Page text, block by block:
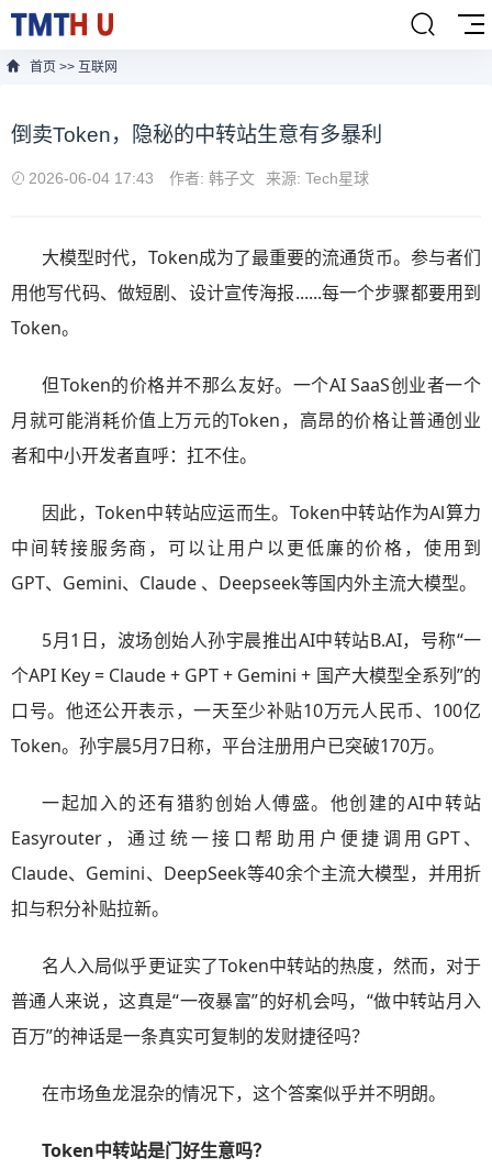
首页 >> 互联网
倒卖Token，隐秘的中转站生意有多暴利
2026-06-04 17:43 作者: 韩子文 来源: Tech星球
大模型时代，Token成为了最重要的流通货币。参与者们
用他写代码、做短剧、设计宣传海报......每一个步骤都要用到
Token。
但Token的价格并不那么友好。一个AI SaaS创业者一个
月就可能消耗价值上万元的Token，高昂的价格让普通创业
者和中小开发者直呼：扛不住。
因此，Token中转站应运而生。Token中转站作为Al算力
中间转接服务商，可以让用户以更低廉的价格，使用到
GPT、Gemini、Claude 、Deepseek等国内外主流大模型。
5月1日，波场创始人孙宇晨推出AI中转站B.AI，号称“一
个API Key = Claude + GPT + Gemini + 国产大模型全系列”的
口号。他还公开表示，一天至少补贴10万元人民币、100亿
Token。孙宇晨5月7日称，平台注册用户已突破170万。
一起加入的还有猎豹创始人傅盛。他创建的AI中转站
Easyrouter，通过统一接口帮助用户便捷调用GPT、
Claude、Gemini、DeepSeek等40余个主流大模型，并用折
扣与积分补贴拉新。
名人入局似乎更证实了Token中转站的热度，然而，对于
普通人来说，这真是“一夜暴富”的好机会吗，“做中转站月入
百万”的神话是一条真实可复制的发财捷径吗？
在市场鱼龙混杂的情况下，这个答案似乎并不明朗。
Token中转站是门好生意吗？